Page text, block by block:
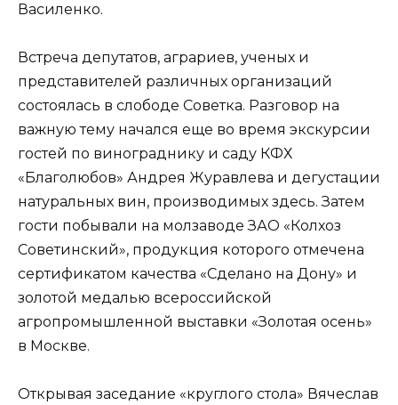
Василенко.
Встреча депутатов, аграриев, ученых и
представителей различных организаций
состоялась в слободе Советка. Разговор на
важную тему начался еще во время экскурсии
гостей по винограднику и саду КФХ
«Благолюбов» Андрея Журавлева и дегустации
натуральных вин, производимых здесь. Затем
гости побывали на молзаводе ЗАО «Колхоз
Советинский», продукция которого отмечена
сертификатом качества «Сделано на Дону» и
золотой медалью всероссийской
агропромышленной выставки «Золотая осень»
в Москве.
Открывая заседание «круглого стола» Вячеслав